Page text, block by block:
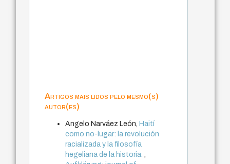
Artigos mais lidos pelo mesmo(s)
autor(es)
Angelo Narváez León, Haití
como no-lugar: la revolución
racializada y la filosofía
hegeliana de la historia.,